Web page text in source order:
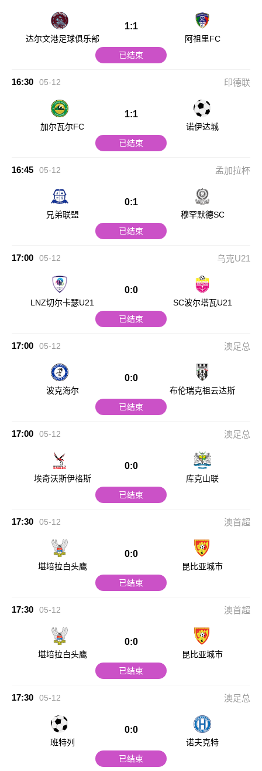
达尔文港足球俱乐部
1:1
阿祖里FC
已结束
16:30 05-12 印德联
加尔瓦尔FC
1:1
诺伊达城
已结束
16:45 05-12 孟加拉杯
兄弟联盟
0:1
穆罕默德SC
已结束
17:00 05-12 乌克U21
LNZ切尔卡瑟U21
0:0
SC波尔塔瓦U21
已结束
17:00 05-12 澳足总
波克海尔
0:0
布伦瑞克祖云达斯
已结束
17:00 05-12 澳足总
埃奇沃斯伊格斯
0:0
库克山联
已结束
17:30 05-12 澳首超
堪培拉白头鹰
0:0
昆比亚城市
已结束
17:30 05-12 澳首超
堪培拉白头鹰
0:0
昆比亚城市
已结束
17:30 05-12 澳足总
班特列
0:0
诺夫克特
已结束